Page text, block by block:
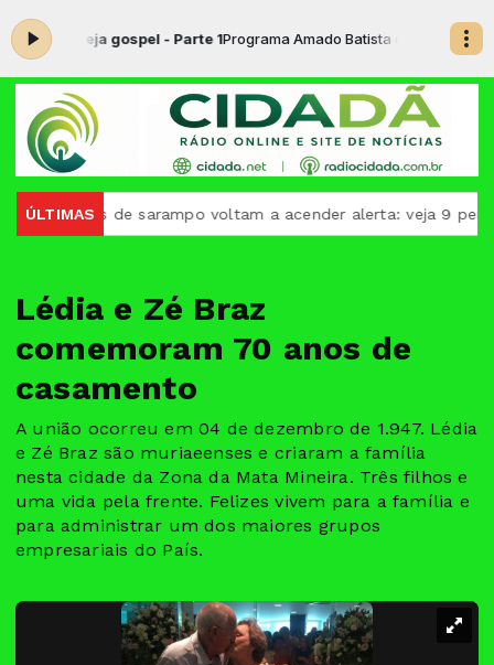
gospel - Parte 1Programa Amado Batista com Edelson
ÚLTIMAS
Casos de sarampo voltam a acender alerta: veja 9
Lédia e Zé Braz
comemoram 70 anos de
casamento
A união ocorreu em 04 de dezembro de 1.947. Lédia
e Zé Braz são muriaeenses e criaram a família
nesta cidade da Zona da Mata Mineira. Três filhos e
uma vida pela frente. Felizes vivem para a família e
para administrar um dos maiores grupos
empresariais do País.